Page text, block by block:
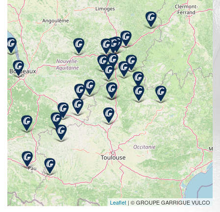
Leaflet | © GROUPE GARRIGUE VULCO